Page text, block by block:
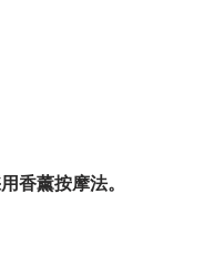
香薰按摩法。